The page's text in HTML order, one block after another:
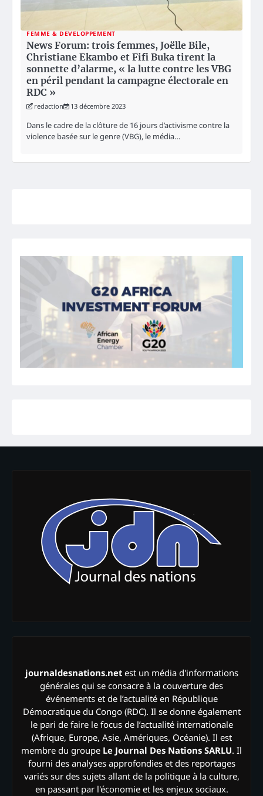
FEMME & DEVELOPPEMENT
News Forum: trois femmes, Joëlle Bile,
Christiane Ekambo et Fifi Buka tirent la
sonnette d’alarme, « la lutte contre les VBG
en péril pendant la campagne électorale en
RDC »
redaction 13 décembre 2023
Dans le cadre de la clôture de 16 jours d’activisme contre la
violence basée sur le genre (VBG), le média…
journaldesnations.netest un média d'informations
générales qui se consacre à la couverture des
événements et de l’actualité en République
Démocratique du Congo (RDC). Il se donne également
le pari de faire le focus de l’actualité internationale
(Afrique, Europe, Asie, Amériques, Océanie). Il est
membre du groupe Le Journal Des Nations SARLU. Il
fourni des analyses approfondies et des reportages
variés sur des sujets allant de la politique à la culture,
en passant par l'économie et les enjeux sociaux.